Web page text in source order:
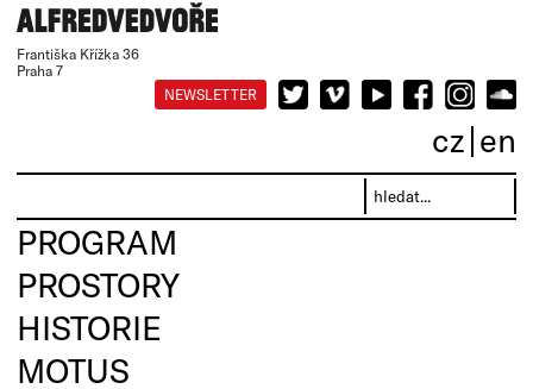
Františka Křížka 36
Praha 7
NEWSLETTER
cz en
PROGRAM
PROSTORY
HISTORIE
MOTUS